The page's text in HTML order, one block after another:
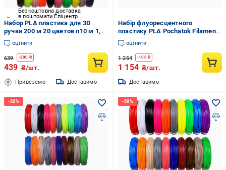
Безкоштовна доставка
в поштомати Епіцентр
Набор PLA пластика для 3D
ручки 200 м 20 цветов п10 м 1,75
мм (6683)
оцінити
639 -200 ₴
439 ₴/шт.
Привеземо Доставимо
Набір флуоресцентного
пластику PLA Pochatok Filament
для ЗD друку 1,75 мм 0,75 кг 2в1
(16011)
оцінити
1 254 -100₴
1 154 ₴/шт.
Доставимо